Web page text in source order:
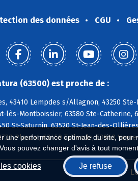
performance optimale du site,
pouvez changer d'avis à tout
cookies Je refuse
des données CGU
(63500) est proche de :
43410 Lempdes s/Allagnon, 43250
lès-Montboissier, 63580 Ste-
St-Saturnin, 63520 St-Jean-des-
Plauzat, 63450 Tallende, 63960
Biocoop.fr